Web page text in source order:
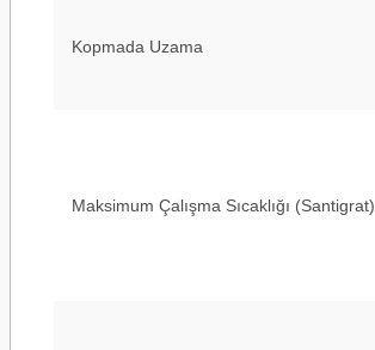
Kopmada Uzama
Maksimum Çalışma Sıcaklığı (Santigrat)